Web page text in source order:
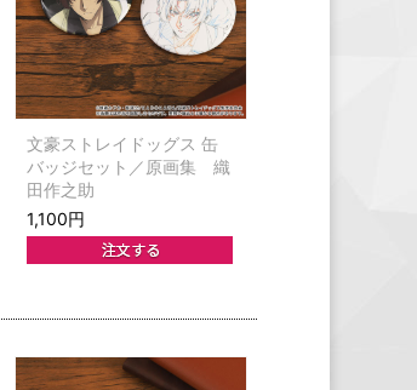
文豪ストレイドッグス 缶
バッジセット／原画集 織
田作之助
1,100円